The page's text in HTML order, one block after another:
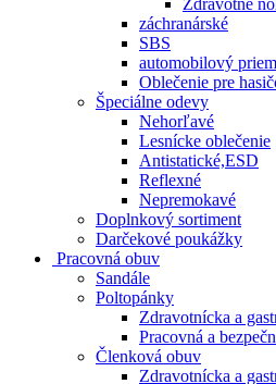
záchranárské
SBS
automobilový
Oblečenie pre
Špeciálne odevy
Nehorľavé
Lesnícke oblečenie
Antistatické,ESD
Reflexné
Nepremokavé
Doplnkový sortiment
Darčekové poukážky
Pracovná obuv
Sandále
Poltopánky
Zdravotnícka a
Pracovná a
Členková obuv
Zdravotnícka a